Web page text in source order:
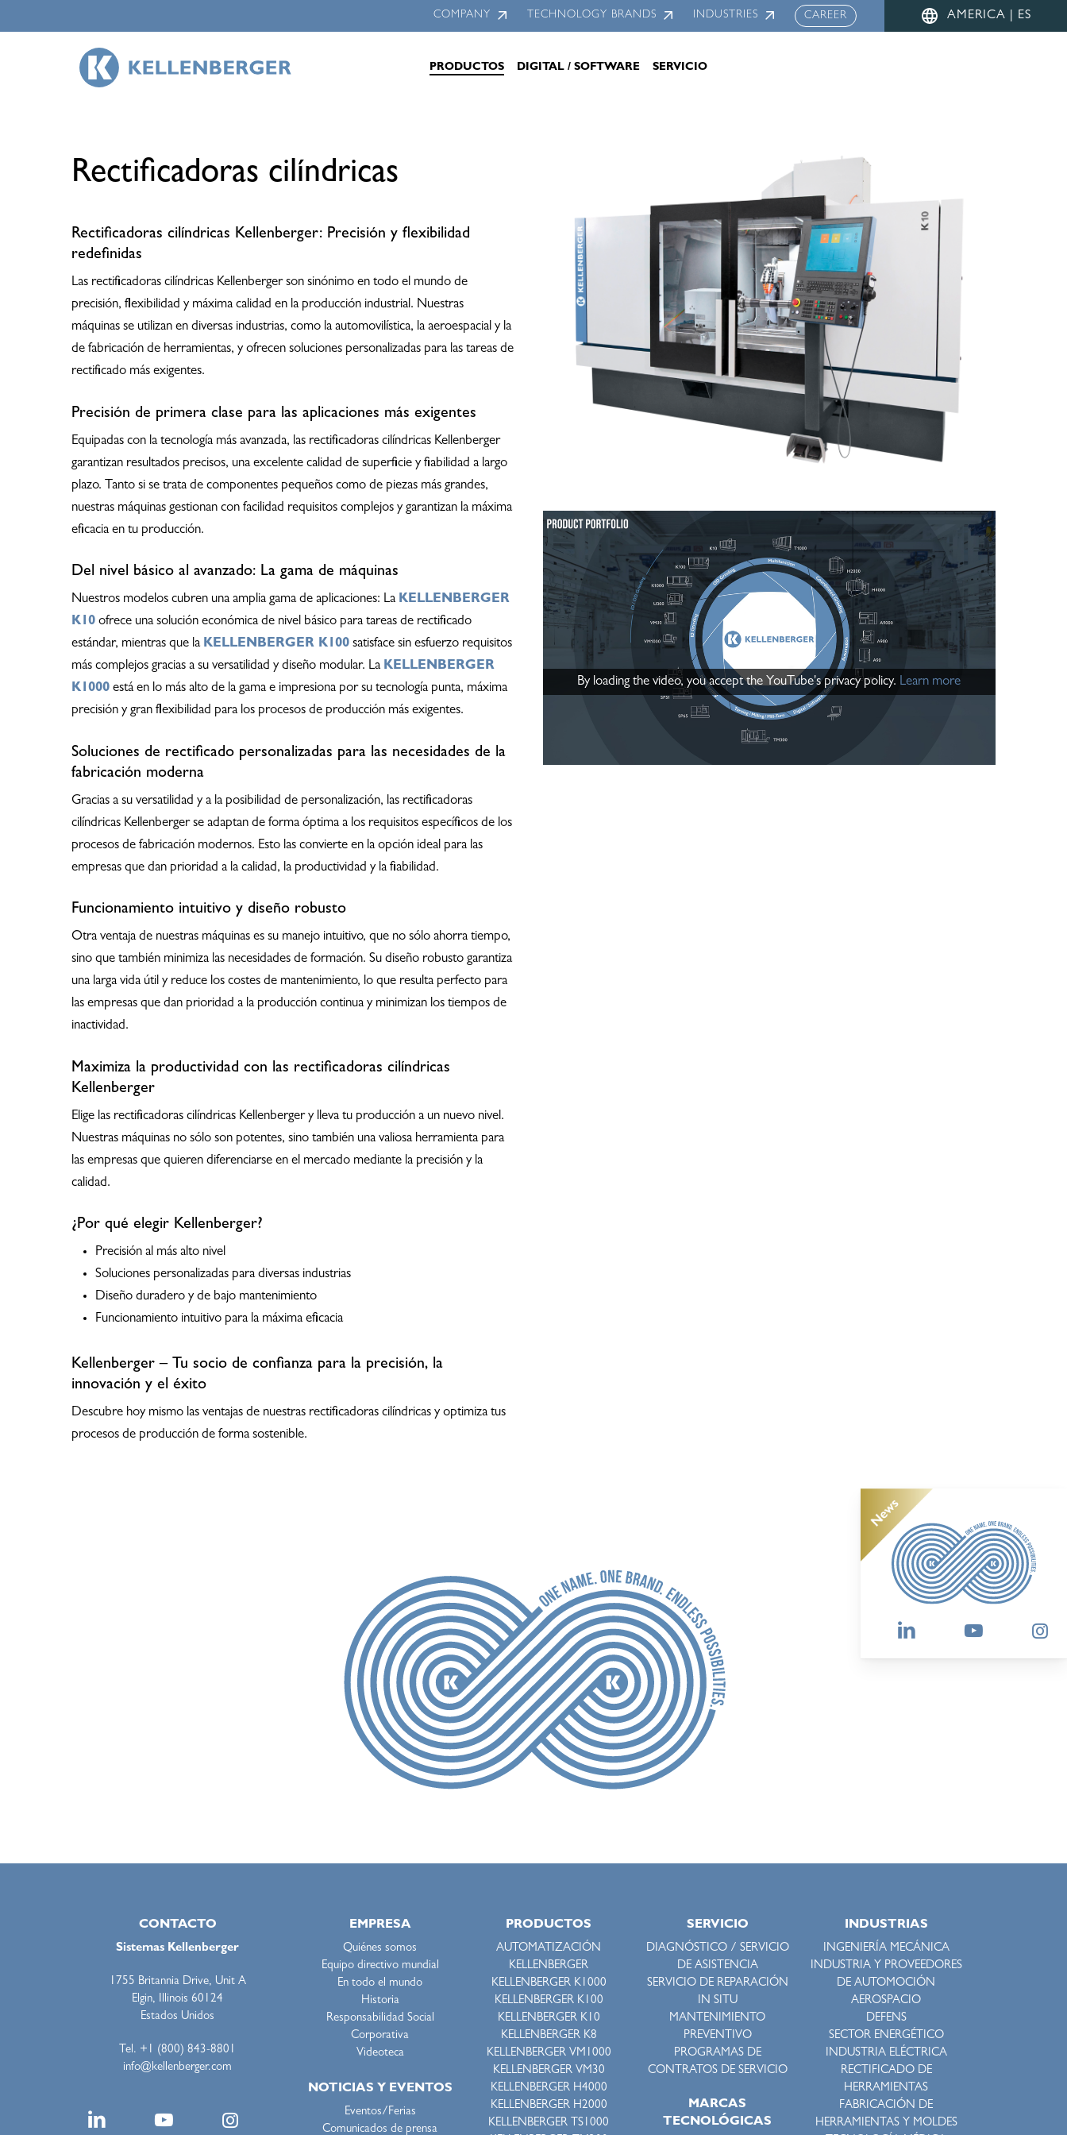
to
COMPANY TECHNOLOGY BRANDS INDUSTRIES CAREER AMERICA | ES
Hit enter to search or ESC to close
PRODUCTOS DIGITAL / SOFTWARE SERVICIO
Rectificadoras cilíndricas
Rectificadoras cilíndricas Kellenberger: Precisión y flexibilidad
redefinidas
Las rectificadoras cilíndricas Kellenberger son sinónimo en todo el mundo de
precisión, flexibilidad y máxima calidad en la producción industrial. Nuestras
máquinas se utilizan en diversas industrias, como la automovilística, la aeroespacial y la
de fabricación de herramientas, y ofrecen soluciones personalizadas para las tareas de
rectificado más exigentes.
Precisión de primera clase para las aplicaciones más exigentes
Equipadas con la tecnología más avanzada, las rectificadoras cilíndricas Kellenberger
garantizan resultados precisos, una excelente calidad de superficie y fiabilidad a largo
plazo. Tanto si se trata de componentes pequeños como de piezas más grandes,
nuestras máquinas gestionan con facilidad requisitos complejos y garantizan la máxima
eficacia en tu producción.
Del nivel básico al avanzado: La gama de máquinas
Nuestros modelos cubren una amplia gama de aplicaciones: La KELLENBERGER
K10 ofrece una solución económica de nivel básico para tareas de rectificado
estándar, mientras que la KELLENBERGER K100 satisface sin esfuerzo requisitos
más complejos gracias a su versatilidad y diseño modular. La KELLENBERGER
K1000 está en lo más alto de la gama e impresiona por su tecnología punta, máxima
precisión y gran flexibilidad para los procesos de producción más exigentes.
Soluciones de rectificado personalizadas para las necesidades de la
fabricación moderna
Gracias a su versatilidad y a la posibilidad de personalización, las rectificadoras
cilíndricas Kellenberger se adaptan de forma óptima a los requisitos específicos de los
procesos de fabricación modernos. Esto las convierte en la opción ideal para las
empresas que dan prioridad a la calidad, la productividad y la fiabilidad.
Funcionamiento intuitivo y diseño robusto
Otra ventaja de nuestras máquinas es su manejo intuitivo, que no sólo ahorra tiempo,
sino que también minimiza las necesidades de formación. Su diseño robusto garantiza
una larga vida útil y reduce los costes de mantenimiento, lo que resulta perfecto para
las empresas que dan prioridad a la producción continua y minimizan los tiempos de
inactividad.
Maximiza la productividad con las rectificadoras cilíndricas
Kellenberger
Elige las rectificadoras cilíndricas Kellenberger y lleva tu producción a un nuevo nivel.
Nuestras máquinas no sólo son potentes, sino también una valiosa herramienta para
las empresas que quieren diferenciarse en el mercado mediante la precisión y la
calidad.
¿Por qué elegir Kellenberger?
Precisión al más alto nivel
Soluciones personalizadas para diversas industrias
Diseño duradero y de bajo mantenimiento
Funcionamiento intuitivo para la máxima eficacia
Kellenberger – Tu socio de confianza para la precisión, la
innovación y el éxito
Descubre hoy mismo las ventajas de nuestras rectificadoras cilíndricas y optimiza tus
procesos de producción de forma sostenible.
By loading the video, you accept the YouTube's privacy policy. Learn more
CONTACTO
Sistemas Kellenberger
1755 Britannia Drive, Unit A
Elgin, Illinois 60124
Estados Unidos
Tel. +1 (800) 843-8801
info@kellenberger.com
EMPRESA
Quiénes somos
Equipo directivo mundial
En todo el mundo
Historia
Responsabilidad Social
Corporativa
Videoteca
NOTICIAS Y EVENTOS
Eventos/Ferias
Comunicados de prensa
PRODUCTOS
AUTOMATIZACIÓN
KELLENBERGER
KELLENBERGER K1000
KELLENBERGER K100
KELLENBERGER K10
KELLENBERGER K8
KELLENBERGER VM1000
KELLENBERGER VM30
KELLENBERGER H4000
KELLENBERGER H2000
KELLENBERGER TS1000
SERVICIO
DIAGNÓSTICO / SERVICIO
DE ASISTENCIA
SERVICIO DE REPARACIÓN
IN SITU
MANTENIMIENTO
PREVENTIVO
PROGRAMAS DE
CONTRATOS DE SERVICIO
MARCAS
TECNOLÓGICAS
INDUSTRIAS
INGENIERÍA MECÁNICA
INDUSTRIA Y PROVEEDORES
DE AUTOMOCIÓN
AEROSPACIO
DEFENS
SECTOR ENERGÉTICO
INDUSTRIA ELÉCTRICA
RECTIFICADO DE
HERRAMIENTAS
FABRICACIÓN DE
HERRAMIENTAS Y MOLDES
Menu